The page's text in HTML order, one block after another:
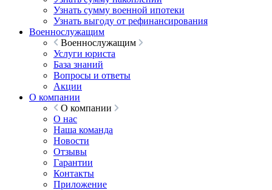
Узнать сумму военной ипотеки
Узнать выгоду от рефинансирования
Военнослужащим
Военнослужащим
Услуги юриста
База знаний
Вопросы и ответы
Акции
О компании
О компании
О нас
Наша команда
Новости
Отзывы
Гарантии
Контакты
Приложение